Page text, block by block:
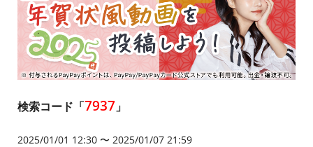
検索コード「7937 」
2025/01/01 12:30 〜 2025/01/07 21:59